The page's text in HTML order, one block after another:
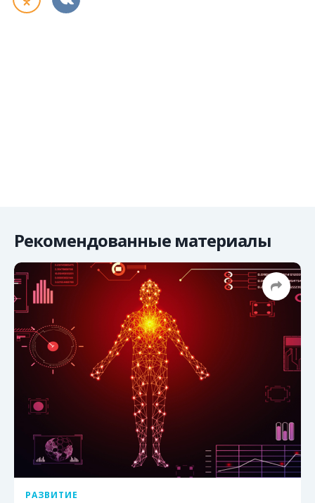
Рекомендованные материалы
РАЗВИТИЕ